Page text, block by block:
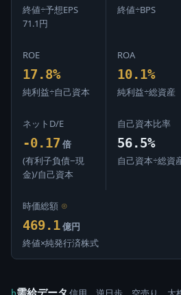
終値÷予想EPS
71.1円
終値÷BPS
ROE
17.8%
純利益÷自己資本
ROA
10.1%
純利益÷総資産
ネットD/E
-0.17 倍
(有利子負債−現
金)/自己資本
自己資本比率
56.5%
自己資本÷総資
時価総額 ⊙
469.1 億円
終値×純発行済株式
需給データ